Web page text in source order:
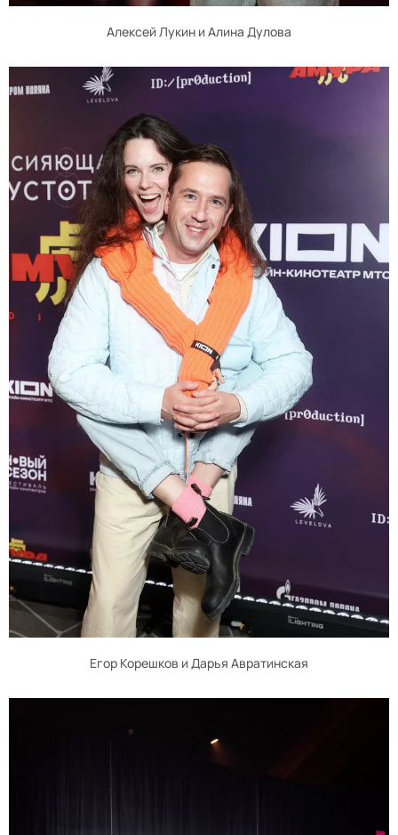
Алексей Лукин и Алина Дулова
Егор Корешков и Дарья Авратинская